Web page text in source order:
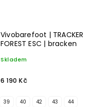
Vivobarefoot | TRACKER
FOREST ESC | bracken
Skladem
6 190 Kč
39 40 42 43 44